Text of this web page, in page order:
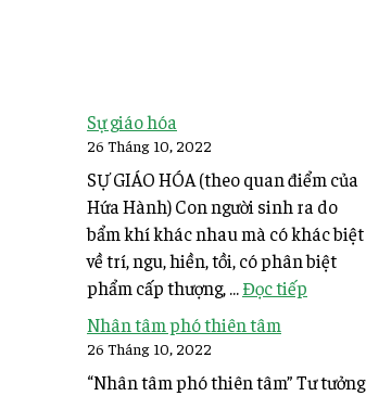
Sự giáo hóa
26 Tháng 10, 2022
SỰ GIÁO HÓA (theo quan điểm của
Hứa Hành) Con người sinh ra do
bẩm khí khác nhau mà có khác biệt
về trí, ngu, hiền, tồi, có phân biệt
phẩm cấp thượng, ...Đọc tiếp
Nhân tâm phó thiên tâm
26 Tháng 10, 2022
“Nhân tâm phó thiên tâm” Tư tưởng